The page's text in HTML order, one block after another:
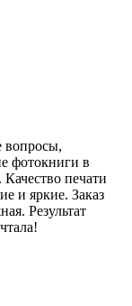
вопросы,
фотокниги в
печати
и яркие. Заказ
Результат